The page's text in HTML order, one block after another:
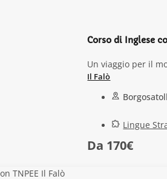
Corso di Inglese
Un viaggio per il
Il Falò
Lingue
Da 170€